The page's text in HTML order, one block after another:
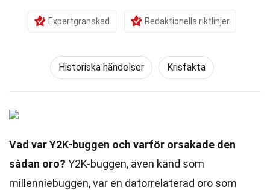
Expertgranskad Redaktionella riktlinjer
Historiska händelser Krisfakta
Vad var Y2K-buggen och varför orsakade den
sådan oro? Y2K-buggen, även känd som
millenniebuggen, var en datorrelaterad oro som